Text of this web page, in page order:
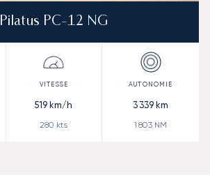
Pilatus PC-12 NG
519 km/h
280 kts
3 339 km
1 803 NM